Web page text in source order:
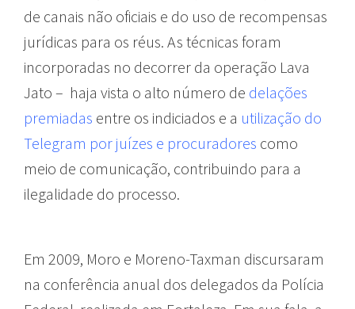
de canais não oficiais e do uso de recompensas
jurídicas para os réus. As técnicas foram
incorporadas no decorrer da operação Lava
Jato – haja vista o alto número de delações
premiadas entre os indiciados e a utilização do
Telegram por juízes e procuradores como
meio de comunicação, contribuindo para a
ilegalidade do processo.
Em 2009, Moro e Moreno-Taxman discursaram
na conferência anual dos delegados da Polícia